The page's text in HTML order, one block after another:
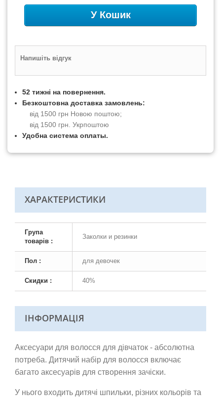
У Кошик
Напишіть відгук
52 тижні на повернення.
Безкоштовна доставка замовлень:
від 1500 грн Новою поштою;
від 1500 грн. Укрпоштою
Удобна система оплаты.
ХАРАКТЕРИСТИКИ
Група
товарів :
Заколки и резинки
Пол : для девочек
Скидки : 40%
ІНФОРМАЦІЯ
Аксесуари для волосся для дівчаток - абсолютна
потреба. Дитячий набір для волосся включає
багато аксесуарів для створення зачіски.
У нього входить дитячі шпильки, різних кольорів та